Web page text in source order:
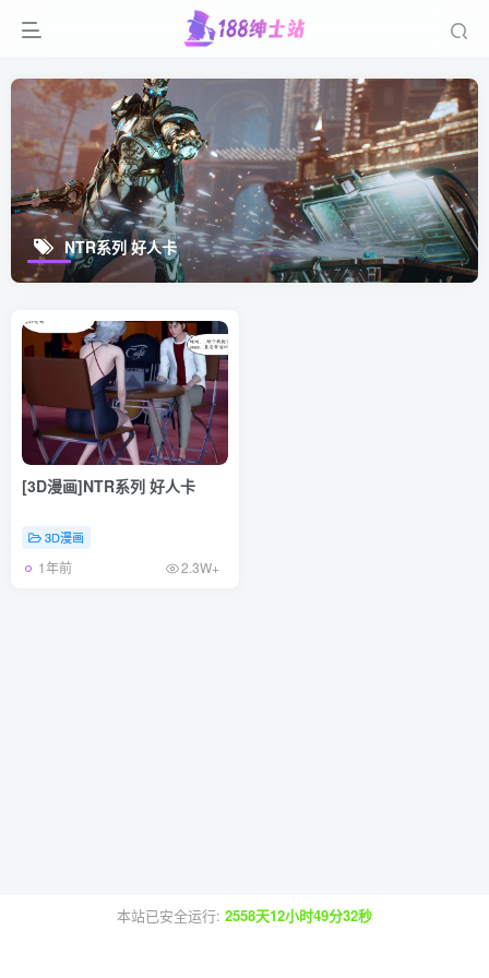
NTR系列 好人卡
[3D漫画]NTR系列 好人卡
3D漫画
1年前 2.3W+
本站已安全运行: 2558天12小时49分32秒